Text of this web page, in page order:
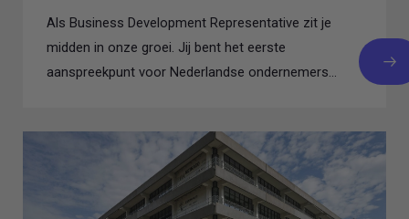
Als Business Development Representative zit je
midden in onze groei. Jij bent het eerste
aanspreekpunt voor Nederlandse ondernemers...